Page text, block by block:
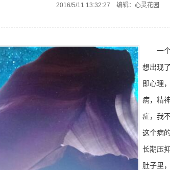
2016/5/11 13:32:27 编辑：心灵花园
一个
想出现
即心理
病，精
症，我
这个病
长期压
肚子里